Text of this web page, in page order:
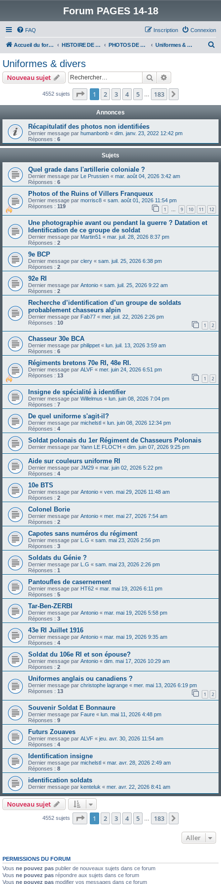
Forum PAGES 14-18
FAQ Connexion
Inscription
Accueil du forum HISTOIRE DE LA GRANDE GUERRE PHOTOS DE LA GRANDE GUERRE Uniformes & divers
Uniformes & divers
Nouveau sujet Rechercher
4552 sujets Page 1sur183
1 2 3 4 5 183
Annonces
Récapitulatif des photos non identifiées
Dernier message par humanbonb « dim. janv. 23, 2022 12:42 pm
Réponses : 6
Sujets
Quel grade dans l'artillerie coloniale ?
Dernier message par Le Prussien « mar. août 04, 2026 3:42 am
Réponses : 6
Photos of the Ruins of Villers Franqueux
Dernier message par morrisc8 « sam. août 01, 2026 11:54 pm
Réponses : 119 1 … 9 10 11 12
Une photographie avant ou pendant la guerre ? Datation et
Identification de ce groupe de soldat
Dernier message par Martin51 « mar. juil. 28, 2026 8:37 pm
Réponses : 2
9e BCP
Dernier message par clery « sam. juil. 25, 2026 6:38 pm
Réponses : 2
92e RI
Dernier message par Antonio « sam. juil. 25, 2026 9:22 am
Réponses : 2
Recherche d’identification d’un groupe de soldats
probablement chasseurs alpin
Dernier message par Fab77 « mer. juil. 22, 2026 2:26 pm
Réponses : 10 1 2
Chasseur 30e BCA
Dernier message par philippet « lun. juil. 13, 2026 3:59 am
Réponses : 6
Régiments bretons 70e RI, 48e RI.
Dernier message par ALVF « mer. juin 24, 2026 6:51 pm
Réponses : 13 1 2
Insigne de spécialité à identifier
Dernier message par Willelmus « lun. juin 08, 2026 7:04 pm
Réponses : 7
De quel uniforme s'agit-il?
Dernier message par michelstl « lun. juin 08, 2026 12:34 pm
Réponses : 4
Soldat polonais du 1er Régiment de Chasseurs Polonais
Dernier message par Yann LE FLOC'H « dim. juin 07, 2026 9:25 pm
Aide sur couleurs uniforme RI
Dernier message par JM29 « mar. juin 02, 2026 5:22 pm
Réponses : 4
10e BTS
Dernier message par Antonio « ven. mai 29, 2026 11:48 am
Réponses : 2
Colonel Borie
Dernier message par Antonio « mer. mai 27, 2026 7:54 am
Réponses : 2
Capotes sans numéros du régiment
Dernier message par L.G « sam. mai 23, 2026 2:56 pm
Réponses : 3
Soldats du Génie ?
Dernier message par L.G « sam. mai 23, 2026 2:26 pm
Réponses : 1
Pantoufles de casernement
Dernier message par HT62 « mar. mai 19, 2026 6:11 pm
Réponses : 5
Tar-Ben-ZERBI
Dernier message par Antonio « mar. mai 19, 2026 5:58 pm
Réponses : 3
43e RI Juillet 1916
Dernier message par Antonio « mar. mai 19, 2026 9:35 am
Réponses : 4
Soldat du 106e RI et son épouse?
Dernier message par Antonio « dim. mai 17, 2026 10:29 am
Réponses : 2
Uniformes anglais ou canadiens ?
Dernier message par christophe lagrange « mer. mai 13, 2026 6:19 pm
Réponses : 13 1 2
Souvenir Soldat E Bonnaure
Dernier message par Faure « lun. mai 11, 2026 4:48 pm
Réponses : 9
Futurs Zouaves
Dernier message par ALVF « jeu. avr. 30, 2026 11:54 am
Réponses : 4
Identification insigne
Dernier message par michelstl « mar. avr. 28, 2026 2:49 am
Réponses : 8
identification soldats
Dernier message par kenteluk « mer. avr. 22, 2026 8:41 am
Nouveau sujet
4552 sujets Page 1sur183
1 2 3 4 5 183
Aller
PERMISSIONS DU FORUM
Vous ne pouvez pas publier de nouveaux sujets dans ce forum
Vous ne pouvez pas répondre aux sujets dans ce forum
Vous ne pouvez pas modifier vos messages dans ce forum